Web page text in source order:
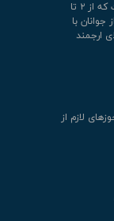
کتاب های منتشر شده هر سال، کتابهای تجدید چاپ است که از ۲ تا
با
ارجمند
لازم از